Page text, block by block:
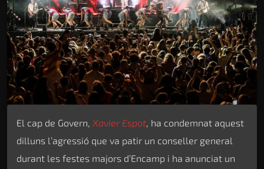
El cap de Govern, Xavier Espot , ha condemnat aquest
dilluns l’agressió que va patir un conseller general
durant les festes majors d’Encamp i ha anunciat un